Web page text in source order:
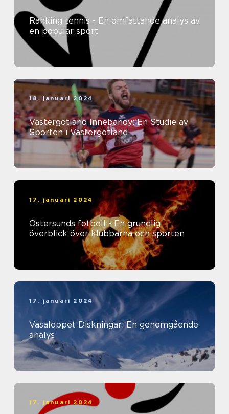
Ranking tennis - En omfattande analys av
en populär sport
18. januari 2024
Västergötland Innebandy: En Studie av
Sporten i Västergötland
17. januari 2024
Östersunds fotboll - En grundlig
överblick över klubbarna och sporten
17. januari 2024
Vasaloppet Diskningar: En genomgående
analys
17. januari 2024